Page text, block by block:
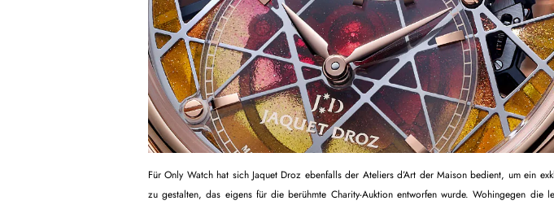
Für Only Watch hat sich Jaquet Droz ebenfalls der Ateliers d’Art der Maison bedient, um ein
zu gestalten, das eigens für die berühmte Charity-Auktion entworfen wurde. Wohingegen die